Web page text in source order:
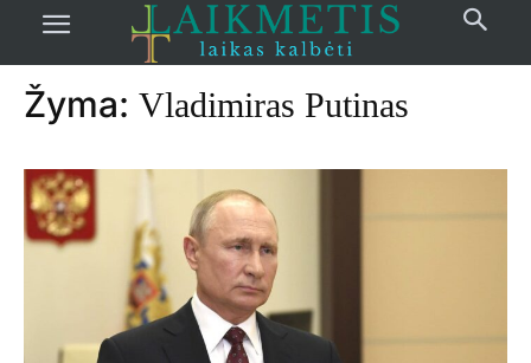
žymos Vladimiras Putinas
Žyma: Vladimiras Putinas